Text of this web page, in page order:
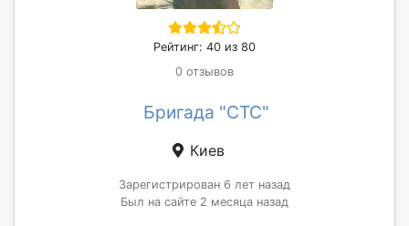
Рейтинг: 40 из 80
0 отзывов
Бригада "CTC"
Киев
Зарегистрирован 6 лет назад
Был на сайте 2 месяца назад